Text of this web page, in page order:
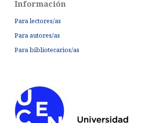
Información
Para lectores/as
Para autores/as
Para bibliotecarios/as